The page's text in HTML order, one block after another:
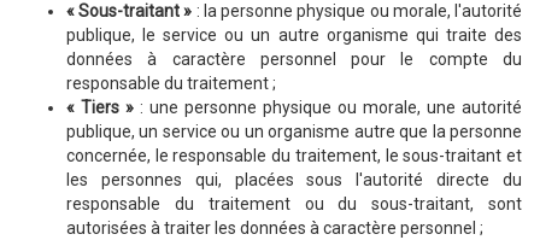
« Sous-traitant » : la personne physique ou morale, l'autorité
publique, le service ou un autre organisme qui traite des
données à caractère personnel pour le compte du
responsable du traitement ;
« Tiers » : une personne physique ou morale, une autorité
publique, un service ou un organisme autre que la personne
concernée, le responsable du traitement, le sous-traitant et
les personnes qui, placées sous l'autorité directe du
responsable du traitement ou du sous-traitant, sont
autorisées à traiter les données à caractère personnel ;